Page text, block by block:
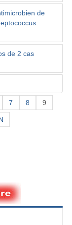
de
de 2 cas
7 8 9